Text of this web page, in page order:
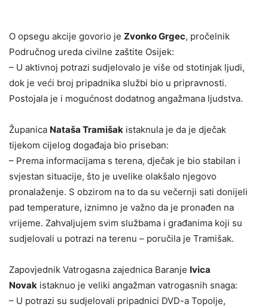
O opsegu akcije govorio je Zvonko Grgec, pročelnik
Područnog ureda civilne zaštite Osijek:
– U aktivnoj potrazi sudjelovalo je više od stotinjak ljudi,
dok je veći broj pripadnika službi bio u pripravnosti.
Postojala je i mogućnost dodatnog angažmana ljudstva.
Županica Nataša Tramišak istaknula je da je dječak
tijekom cijelog događaja bio priseban:
– Prema informacijama s terena, dječak je bio stabilan i
svjestan situacije, što je uvelike olakšalo njegovo
pronalaženje. S obzirom na to da su večernji sati donijeli
pad temperature, iznimno je važno da je pronađen na
vrijeme. Zahvaljujem svim službama i građanima koji su
sudjelovali u potrazi na terenu – poručila je Tramišak.
Zapovjednik Vatrogasna zajednica Baranje Ivica
Novak istaknuo je veliki angažman vatrogasnih snaga:
– U potrazi su sudjelovali pripadnici DVD-a Topolje,